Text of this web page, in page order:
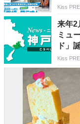
Kiss
来年2
ミュ
ド」
Kiss